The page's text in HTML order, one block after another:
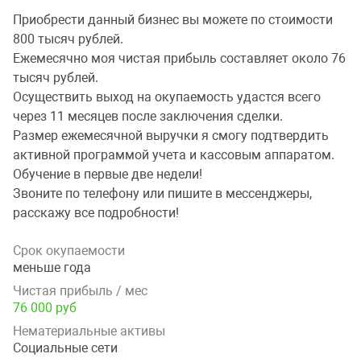
Приобрести данный бизнес вы можете по стоимости
800 тысяч рублей.
Ежемесячно моя чистая прибыль составляет около 76
тысяч рублей.
Осуществить выход на окупаемость удастся всего
через 11 месяцев после заключения сделки.
Размер ежемесячной выручки я смогу подтвердить
активной программой учета и кассовым аппаратом.
Обучение в первые две недели!
Звоните по телефону или пишите в мессенджеры,
расскажу все подробности!
Срок окупаемости
меньше года
Чистая прибыль / мес
76 000 руб
Нематериальные активы
Социальные сети